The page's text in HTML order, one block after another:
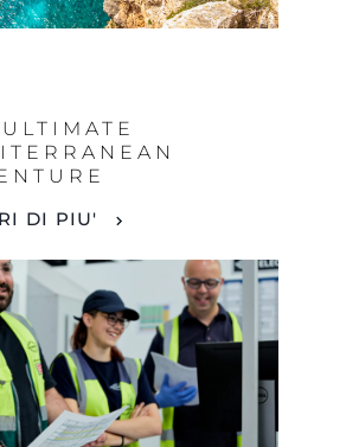
DI PIU'